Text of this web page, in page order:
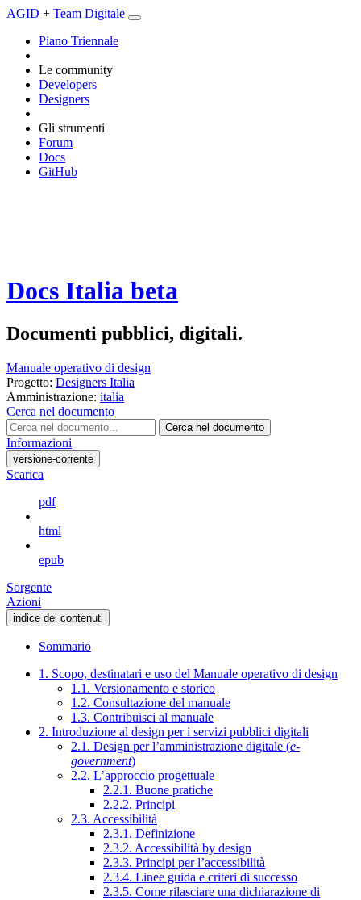
AGID + Team Digitale
Piano Triennale
Le community
Developers
Designers
Gli strumenti
Forum
Docs
GitHub
Docs Italia beta
Documenti pubblici, digitali.
Manuale operativo di design
Progetto: Designers Italia
Amministrazione: italia
Cerca nel documento
Cerca nel documento
Informazioni
versione-corrente
Scarica
pdf
html
epub
Sorgente
Azioni
indice dei contenuti
Sommario
1. Scopo, destinatari e uso del Manuale operativo di design
1.1. Versionamento e storico
1.2. Consultazione del manuale
1.3. Contribuisci al manuale
2. Introduzione al design per i servizi pubblici digitali
2.1. Design per l’amministrazione digitale (e-
government)
2.2. L’approccio progettuale
2.2.1. Buone pratiche
2.2.2. Principi
2.3. Accessibilità
2.3.1. Definizione
2.3.2. Accessibilità by design
2.3.3. Principi per l’accessibilità
2.3.4. Linee guida e criteri di successo
2.3.5. Come rilasciare una dichiarazione di